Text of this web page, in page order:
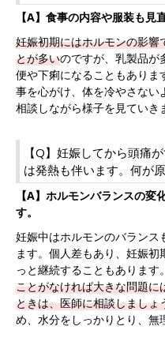
【A】食事の内容や服装も見
妊娠初期にはホルモンの影
とが多いのですが、乳製品が
便や下痢になることもありま
事を心がけ、体を冷やさない
相談しながら様子を見ていき
【Q】妊娠してから頭痛
は発熱も伴います。何が
【A】ホルモンバランスの変
す。
妊娠中はホルモンのバラン
ます。個人差もあり、妊娠
っと継続することもあります
ことがなければ大きな問題
ときは、医師に相談しましょ
め、水分をしっかりとり、無